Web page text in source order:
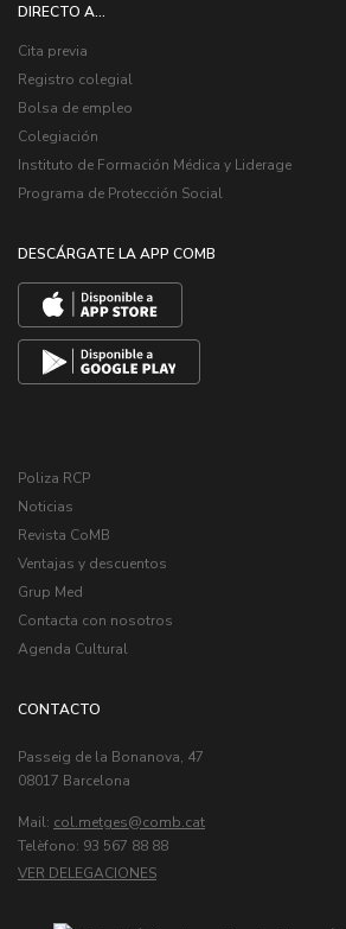
DIRECTO A...
Cita previa
Registro colegial
Bolsa de empleo
Colegiación
Instituto de Formación Médica y Liderage
Programa de Protección Social
DESCÁRGATE LA APP COMB
Poliza RCP
Noticias
Revista CoMB
Ventajas y descuentos
Grup Med
Contacta con nosotros
Agenda Cultural
CONTACTO
Passeig de la Bonanova, 47
08017 Barcelona
Mail: col.metges
Telèfono: 93 567 88 88
VER DELEGACIONES